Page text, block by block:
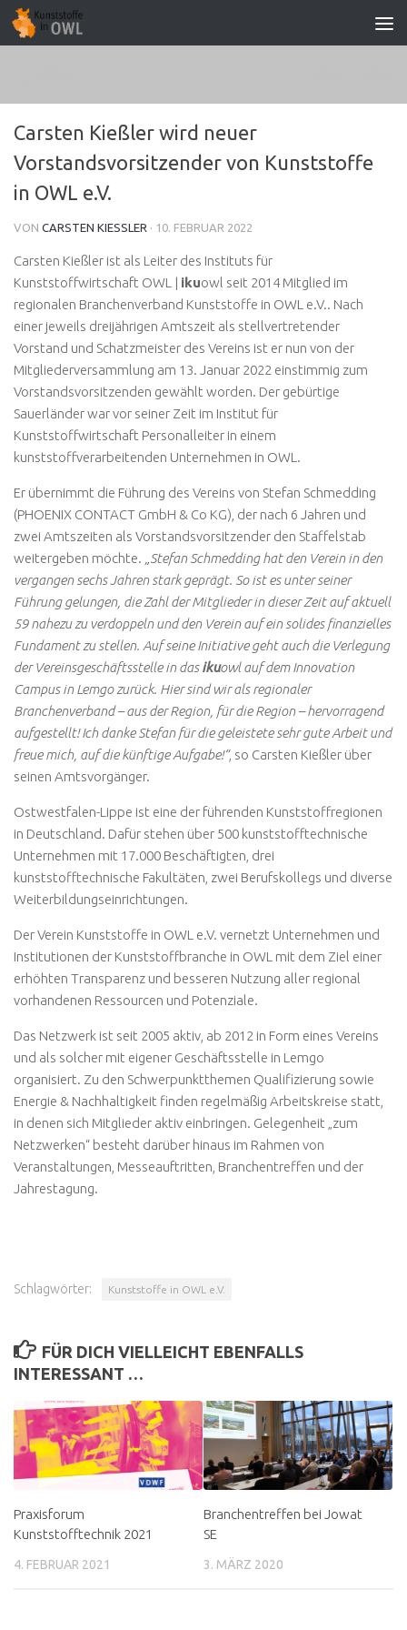
Zum Inhalt springen
Carsten Kießler wird neuer
Vorstandsvorsitzender von Kunststoffe
in OWL e.V.
VON CARSTEN KIESSLER · 10. FEBRUAR 2022
Carsten Kießler ist als Leiter des Instituts für
Kunststoffwirtschaft OWL | ikuowl seit 2014 Mitglied im
regionalen Branchenverband Kunststoffe in OWL e.V.. Nach
einer jeweils dreijährigen Amtszeit als stellvertretender
Vorstand und Schatzmeister des Vereins ist er nun von der
Mitgliederversammlung am 13. Januar 2022 einstimmig zum
Vorstandsvorsitzenden gewählt worden. Der gebürtige
Sauerländer war vor seiner Zeit im Institut für
Kunststoffwirtschaft Personalleiter in einem
kunststoffverarbeitenden Unternehmen in OWL.
Er übernimmt die Führung des Vereins von Stefan Schmedding
(PHOENIX CONTACT GmbH & Co KG), der nach 6 Jahren und
zwei Amtszeiten als Vorstandsvorsitzender den Staffelstab
weitergeben möchte.
„Stefan Schmedding hat den Verein in den
vergangen sechs Jahren stark geprägt. So ist es unter seiner
Führung gelungen, die Zahl der Mitglieder in dieser Zeit auf aktuell
59 nahezu zu verdoppeln und den Verein auf ein solides finanzielles
Fundament zu stellen. Auf seine Initiative geht auch die Verlegung
der Vereinsgeschäftsstelle in dasikuowl auf dem Innovation
Campus in Lemgo zurück. Hier sind wir als regionaler
Branchenverband – aus der Region, für die Region – hervorragend
aufgestellt! Ich danke Stefan für die geleistete sehr gute Arbeit und
freue mich, auf die künftige Aufgabe!“, so Carsten Kießler über
seinen Amtsvorgänger.
Ostwestfalen-Lippe ist eine der führenden Kunststoffregionen
in Deutschland. Dafür stehen über 500 kunststofftechnische
Unternehmen mit 17.000 Beschäftigten, drei
kunststofftechnische Fakultäten, zwei Berufskollegs und diverse
Weiterbildungseinrichtungen.
Der Verein Kunststoffe in OWL e.V. vernetzt Unternehmen und
Institutionen der Kunststoffbranche in OWL mit dem Ziel einer
erhöhten Transparenz und besseren Nutzung aller regional
vorhandenen Ressourcen und Potenziale.
Das Netzwerk ist seit 2005 aktiv, ab 2012 in Form eines Vereins
und als solcher mit eigener Geschäftsstelle in Lemgo
organisiert. Zu den Schwerpunktthemen Qualifizierung sowie
Energie & Nachhaltigkeit finden regelmäßig Arbeitskreise statt,
in denen sich Mitglieder aktiv einbringen. Gelegenheit „zum
Netzwerken“ besteht darüber hinaus im Rahmen von
Veranstaltungen, Messeauftritten, Branchentreffen und der
Jahrestagung.
Schlagwörter: Kunststoffe in OWL e.V.
FÜR DICH VIELLEICHT EBENFALLS
INTERESSANT …
Praxisforum
Kunststofftechnik 2021
4. FEBRUAR 2021
Branchentreffen bei Jowat
SE
3. MÄRZ 2020